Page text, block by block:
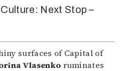
Next Stop –
surfaces of Capital of
Vlasenko ruminates